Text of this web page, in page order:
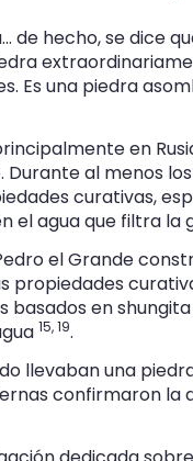
de hecho, se dice
Es una piedra
en
Durante al menos
curativas,
el agua que filtra la
el Grande
propiedades
en shungita
15,19.
llevaban una
confirmaron